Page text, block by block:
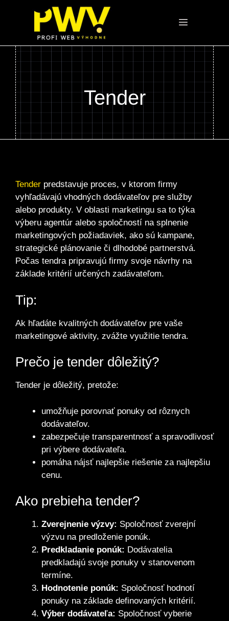
Menu
Tender
Tender predstavuje proces, v ktorom firmy
vyhľadávajú vhodných dodávateľov pre služby
alebo produkty. V oblasti marketingu sa to týka
výberu agentúr alebo spoločností na splnenie
marketingových požiadaviek, ako sú kampane,
strategické plánovanie či dlhodobé partnerstvá.
Počas tendra pripravujú firmy svoje návrhy na
základe kritérií určených zadávateľom.
Tip:
Ak hľadáte kvalitných dodávateľov pre vaše
marketingové aktivity, zvážte využitie tendra.
Prečo je tender dôležitý?
Tender je dôležitý, pretože:
umožňuje porovnať ponuky od rôznych
dodávateľov.
zabezpečuje transparentnosť a spravodlivosť
pri výbere dodávateľa.
pomáha nájsť najlepšie riešenie za najlepšiu
cenu.
Ako prebieha tender?
Zverejnenie výzvy: Spoločnosť zverejní
výzvu na predloženie ponúk.
Predkladanie ponúk: Dodávatelia
predkladajú svoje ponuky v stanovenom
termíne.
Hodnotenie ponúk: Spoločnosť hodnotí
ponuky na základe definovaných kritérií.
Výber dodávateľa: Spoločnosť vyberie